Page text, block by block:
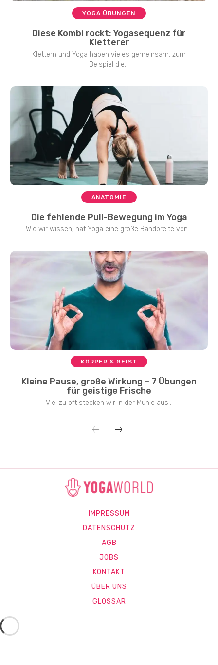
YOGA ÜBUNGEN
Diese Kombi rockt: Yogasequenz für
Kletterer
Klettern und Yoga haben vieles gemeinsam: zum
Beispiel die...
ANATOMIE
Die fehlende Pull-Bewegung im Yoga
Wie wir wissen, hat Yoga eine große Bandbreite von...
KÖRPER & GEIST
Kleine Pause, große Wirkung – 7 Übungen
für geistige Frische
Viel zu oft stecken wir in der Mühle aus...
IMPRESSUM
DATENSCHUTZ
AGB
JOBS
KONTAKT
ÜBER UNS
GLOSSAR